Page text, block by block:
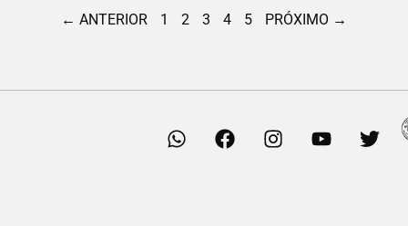
← ANTERIOR 1 2 3 4 5 PRÓXIMO →